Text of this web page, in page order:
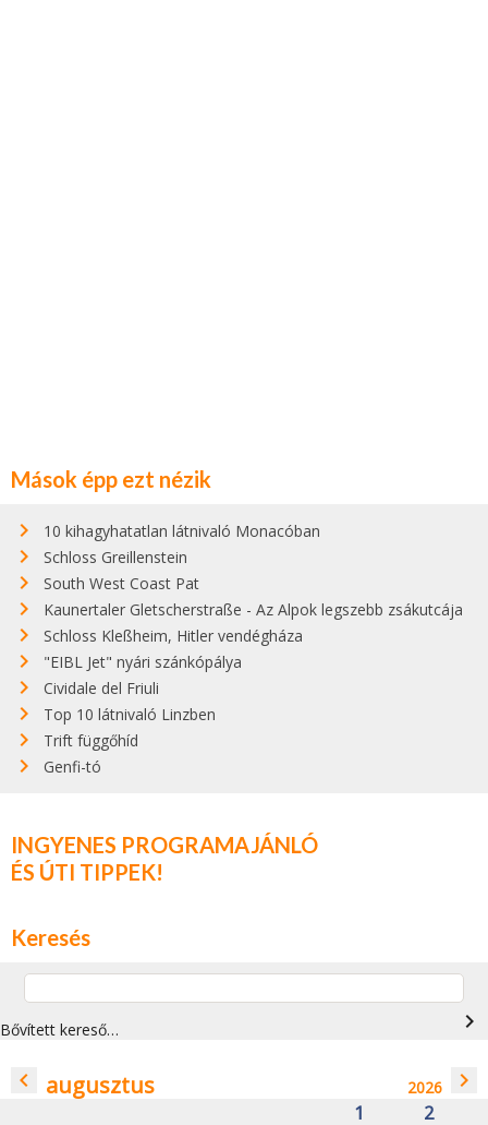
Mások épp ezt nézik
10 kihagyhatatlan látnivaló Monacóban
Schloss Greillenstein
South West Coast Pat
Kaunertaler Gletscherstraße - Az Alpok legszebb zsákutcája
Schloss Kleßheim, Hitler vendégháza
"EIBL Jet" nyári szánkópálya
Cividale del Friuli
Top 10 látnivaló Linzben
Trift függőhíd
Genfi-tó
INGYENES PROGRAMAJÁNLÓ
ÉS ÚTI TIPPEK!
Keresés
Bővített kereső… navigate_next
navigate_before augusztus 2026 navigate_next
1 2